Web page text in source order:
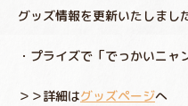
グッズ情報を更新いたしました
・プライズで「でっかいニャ
＞＞詳細はグッズページへ